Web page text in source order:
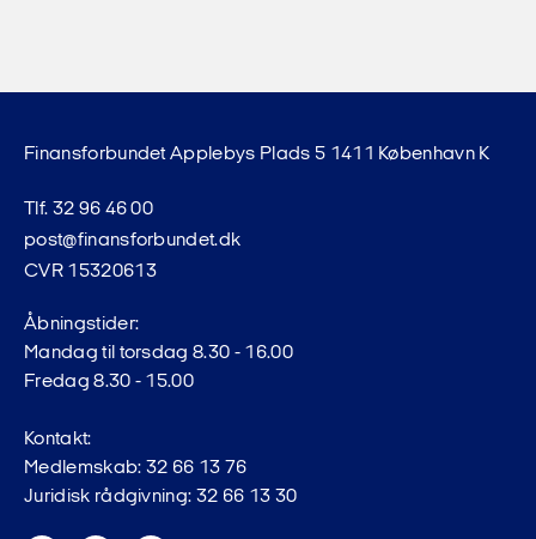
Finansforbundet Applebys Plads 5 1411 København K
Tlf. 32 96 46 00
post@finansforbundet.dk
CVR 15320613
Åbningstider:
Mandag til torsdag 8.30 - 16.00
Fredag 8.30 - 15.00
Kontakt:
Medlemskab: 32 66 13 76
Juridisk rådgivning: 32 66 13 30